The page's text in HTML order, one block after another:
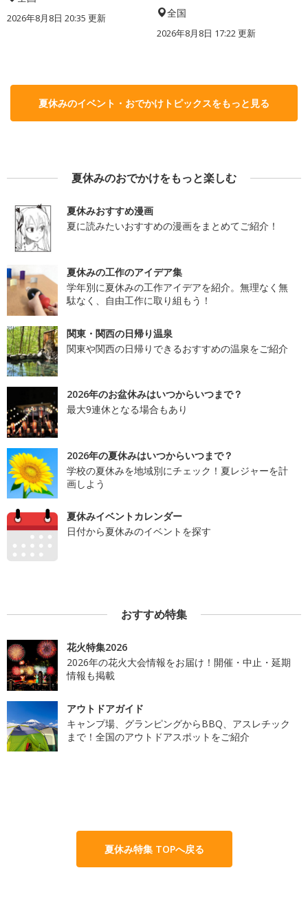
2026年8月8日 20:35 更新 全国
2026年8月8日 17:22更新
夏休みのイベント・おでかけトピックスをもっと見る
夏休みのおでかけをもっと楽しむ
夏休みおすすめ漫画
夏に読みたいおすすめの漫画をまとめてご紹介！
夏休みの工作のアイデア集
学年別に夏休みの工作アイデアを紹介。無理なく無
駄なく、自由工作に取り組もう！
関東・関西の日帰り温泉
関東や関西の日帰りできるおすすめの温泉をご紹介
2026年のお盆休みはいつからいつまで？
最大9連休となる場合もあり
2026年の夏休みはいつからいつまで？
学校の夏休みを地域別にチェック！夏レジャーを計
画しよう
夏休みイベントカレンダー
日付から夏休みのイベントを探す
おすすめ特集
花火特集2026
2026年の花火大会情報をお届け！開催・中止・延期
情報も掲載
アウトドアガイド
キャンプ場、グランピングからBBQ、アスレチック
まで！全国のアウトドアスポットをご紹介
夏休み特集 TOPへ戻る